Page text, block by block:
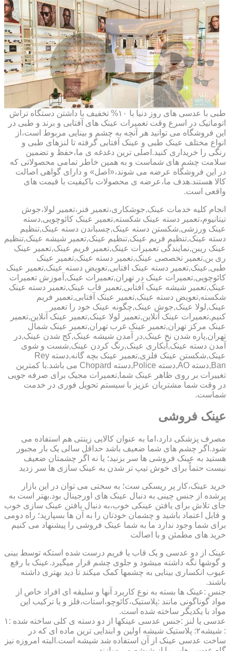
طبی با عدسی های روز دنیا با ۱۰% تخفیف با داشتن دستگاه تراش
اتوماتیک در اسرع وقت تعمیرات عینک های آفتابی و برند و طبی در
این فروشگاه می توانید هر آنچه به چشم و بینایی مربوط است،از
انواع مختلف عینک طبی و عینک آفتابی گرفته تا لنزهای طبی و
رنگی را خریداری کنید.اصلی ترین دغدغه ی ما،حفظ و تضمین
سلامت چشم های شماست و به همین خاطر تمامی محصولاتی که
در این فروشگاه عرضه می شوند،«اصل» و دارای گواهی اصالت
کالا هستند.هدف ما،عرضه ی محصولات باکیفیت با قیمت های
واقعی است.
انجام کلیه خدمات عینک,جوشکاری،تعمیر فنر،تعمیر لولا،جوش
تیتانیوم،تعمیر دسته عینک شکسته,تعمیر عینک کائوچویی,دسته
عینک ورزشی,شکستن دسته عینک,چسباندن دسته عینک,تنظیم
دسته عینک,تنظیم فریم عینک,تنظیم عینک,تعمیر شیشه عینک,تنظیم
عینک ریبن,نمایندگی تعمیرات عینک,تعمیر فریم عینک,تعمیر عینک
ری بن,تعمیر تخصصی عینک,تعمیر دسته عینک,تعمیر عینک
طبی,عینک,تعمیر دسته عینک افتابی,تعویض دسته عینک,تعمیر عینک
کائوچویی,تعمیرات عینک در تهران,تعمیرات عینک,آموزش تعمیرات
عینک,تعمیر شیشه عینک آفتابی,تعمیر قاب عینک,تعمیر دسته عینک
شکسته,تعویض دسته عینک,تعمیر عینک آفتابی,تعمیر فریم
عینک,لولا عینک,جوش عینک,چگونه عینک خود را تعمیر
کنیم,تعمیرات عینک آنلاین,تعمیر لولا عینک,تعمیر عینک آنلاین,تعمیر
عینک مرکز تهران,تعمیر عینک غرب تهران,تعمیر عینک شمال
تهران,پاره شدن نخ عینک,در آمدن شیشه عینک,کج شدن عینک,در
آمدن دسته عینک,آبکاری عینک,رنگ کردن عینک,شست و شوی
عینک,شکستن عینک فلزی,تعمیر عینک بچه گانه,دسته Rey
Ban,دسته AO,دسته Police,دسته Chopard می باشد.با کمترین
تغییرات بر روی ظاهر عینک شما,تعمیرات مجیک برای صرفه جویی
در وقت شما مشتریان عزیز با سیستم تحویل فوری در خدمت
شماست.
عینک فروشی
مصرف پزشکی دارد،اما به عنوان کالایی زینتی هم استفاده می
شود.اگر چشم های شما ضعیف باشد حداقل سالی یک بار مجبور
هستید به عینک فروشی ها سر بزنید؛ یا نه اگر چشمتان ضعیف
نیست حتماً برای خوش تیپ تر شدن به عینک سازی ها سر زدید
خرید عینک،کار پر ریسکی ست؛ به سختی می توان در این بازار
پرشده از جنس چینی به دنبال عینک های اورجینال بود.بهتر است به
جای تلاش برای یافتن عینکی خوب،به دنبال یافتن عینک سازی خوب
و قابل اعتماد باشید و چشمان خودتان را به آن ها بسپارید؛ راه دومی
برای شما وجود ندارد ما به شما عینک فروشی را پیشنهاد می کنیم
خرید های مطمئن و با اصالت
عینک از دو عدسی و یک قاب یا فریم درست شده استکه توسط بینی
و گوشها نگه داشته میشود و جلوی چشم قرار میگیرد.عینک با رفع
عیوب انکساری بینایی به چشمها کمک میکند تا دید بهتری داشته
باشند.
جنس :عینک ها بسته به نوع کاربرد آنها و سلیقه ای افراد خاص از
مواد گوناگونی مانند :پلاستیک،کائوچو،استات،فلز و یا ترکیب این
مواد با یکدیگر ساخته شده است.
عدسی یا لنز :جنس عدسی عینکها از دو دسته ی کلی ساخته شده :۱
: شیشه۲: پلاستیک شیشه اولین و ابندایی ترین ماده ای که در
ساخت عدسی عینک از آن استفاده شد شیشه است.البته امروزه نیز